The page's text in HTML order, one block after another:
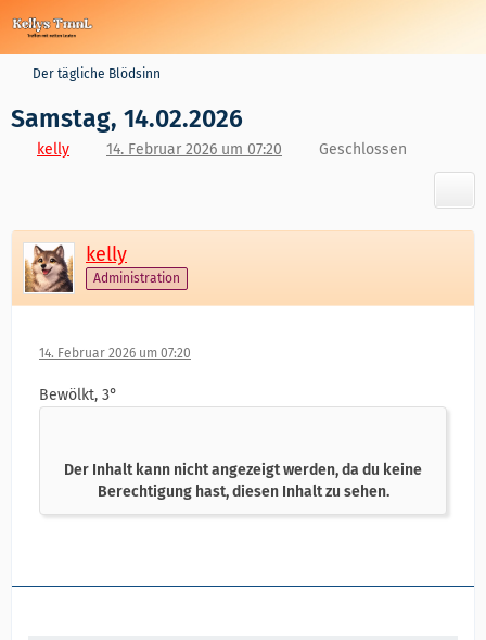
Der tägliche Blödsinn
Samstag, 14.02.2026
kelly 14. Februar 2026 um 07:20 Geschlossen
kelly
Administration
14. Februar 2026 um 07:20
Bewölkt, 3°
Der Inhalt kann nicht angezeigt werden, da du keine
Berechtigung hast, diesen Inhalt zu sehen.